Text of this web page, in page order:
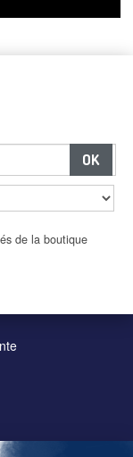
de la boutique